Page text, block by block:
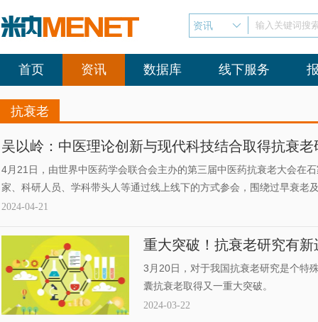
资讯 输入关键词搜
首页 资讯 数据库 线下服务
抗衰老
吴以岭：中医理论创新与现代科技结合取得抗衰
4月21日，由世界中医药学会联合会主办的第三届中医药抗衰老大会在
家、科研人员、学科带头人等通过线上线下的方式参会，围绕过早衰老
老领域取得的最新研究成果。从基础到临床、从西医到中医，多学科、
2024-04-21
重大突破！抗衰老研究有新
3月20日，对于我国抗衰老研究是个特
囊抗衰老取得又一重大突破。
2024-03-22